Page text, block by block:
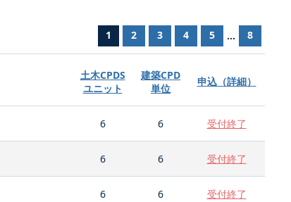
1 2 3 4 5 ... 8
土木CPDS
ユニット
建築CPD
単位
申込（詳細）
6 6 受付終了
6 6 受付終了
6 6 受付終了